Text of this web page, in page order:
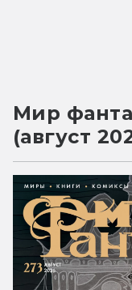
Мир
(август